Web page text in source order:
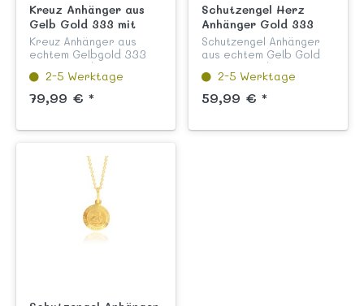
Kreuz Anhänger aus
Gelb Gold 333 mit
funkelnden Zirkonia
Steinen
Kreuz Anhänger aus
echtem Gelbgold 333
mit funkelnden weißen
Zirkonia Steinen aus
unserer Kinderschmuck
Kollektion "Kreuze".
ist ein to...
2-5 Werktage
79,99 € *
Schutzengel Herz
Anhänger Gold 333
Schutzengel Anhänger
aus echtem Gelb Gold
333 für Kinder in
Herzform mit Gravur
auf der Rückseite "Gott
schütze Dich" poliert/
diamantiert aus u...
2-5 Werktage
59,99 € *